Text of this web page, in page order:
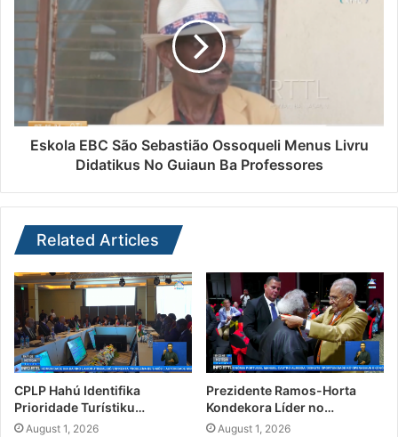
Eskola EBC São Sebastião Ossoqueli Menus Livru
Didatikus No Guiaun Ba Professores
Related Articles
CPLP Hahú Identifika
Prioridade Turístiku…
August 1, 2026
Prezidente Ramos-Horta
Kondekora Líder no…
August 1, 2026